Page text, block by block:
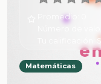
Promedio:
Matemáticas